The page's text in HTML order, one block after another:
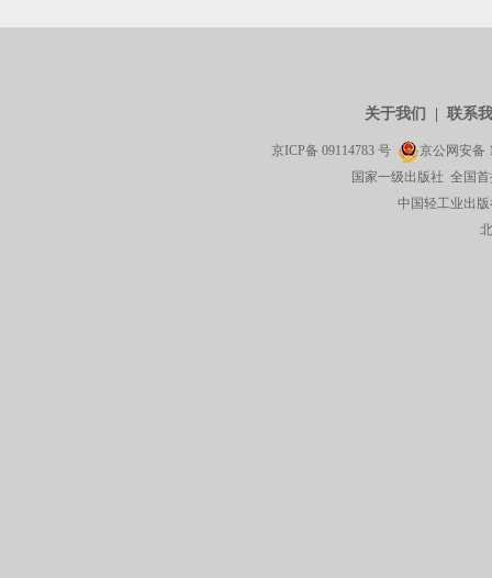
关于我们 联系
京ICP备 09114783 号 京公网安备
国家一级出版社 全国
中国轻工业出版